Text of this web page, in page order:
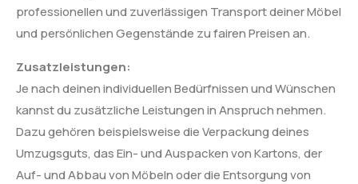
professionellen und zuverlässigen Transport deiner Möbel
und persönlichen Gegenstände zu fairen Preisen an.
Zusatzleistungen:
Je nach deinen individuellen Bedürfnissen und Wünschen
kannst du zusätzliche Leistungen in Anspruch nehmen.
Dazu gehören beispielsweise die Verpackung deines
Umzugsguts, das Ein- und Auspacken von Kartons, der
Auf- und Abbau von Möbeln oder die Entsorgung von